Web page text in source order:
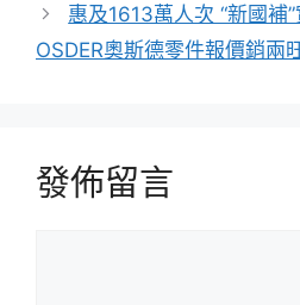
惠及1613萬人次 “新國補
OSDER奧斯德零件報價銷兩
發佈留言